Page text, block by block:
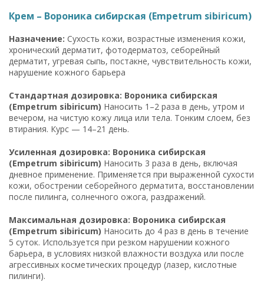
Крем – Вороника сибирская (Empetrum sibiricum)
Назначение: Сухость кожи, возрастные изменения кожи,
хронический дерматит, фотодерматоз, себорейный
дерматит, угревая сыпь, постакне, чувствительность кожи,
нарушение кожного барьера
Стандартная дозировка: Вороника сибирская
(Empetrum sibiricum) Наносить 1–2 раза в день, утром и
вечером, на чистую кожу лица или тела. Тонким слоем, без
втирания. Курс — 14–21 день.
Усиленная дозировка: Вороника сибирская
(Empetrum sibiricum) Наносить 3 раза в день, включая
дневное применение. Применяется при выраженной сухости
кожи, обострении себорейного дерматита, восстановлении
после пилинга, солнечного ожога, раздражений.
Максимальная дозировка: Вороника сибирская
(Empetrum sibiricum) Наносить до 4 раз в день в течение
5 суток. Используется при резком нарушении кожного
барьера, в условиях низкой влажности воздуха или после
агрессивных косметических процедур (лазер, кислотные
пилинги).